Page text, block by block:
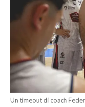
POLITICA
SERVIZI ALLE IMPRESE
BANDI
Un timeout di coach